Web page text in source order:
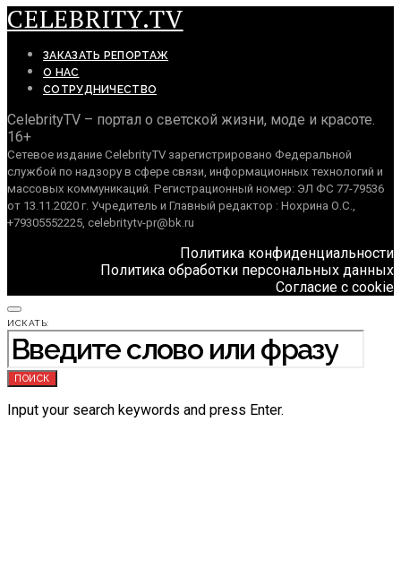
CELEBRITY.TV
ЗАКАЗАТЬ РЕПОРТАЖ
О НАС
СОТРУДНИЧЕСТВО
CelebrityTV – портал о светской жизни, моде и красоте.
16+
Сетевое издание CelebrityTV зарегистрировано Федеральной
службой по надзору в сфере связи, информационных технологий и
массовых коммуникаций. Регистрационный номер: ЭЛ ФС 77-79536
от 13.11.2020 г. Учредитель и Главный редактор : Нохрина О.С.,
+79305552225, celebritytv-pr@bk.ru
Политика конфиденциальности
Политика обработки персональных данных
Согласие с cookie
ИСКАТЬ:
ПОИСК
Input your search keywords and press Enter.